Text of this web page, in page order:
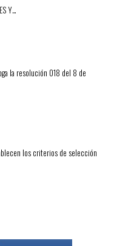
Y…
la resolución 018 del 8 de
los criterios de selección